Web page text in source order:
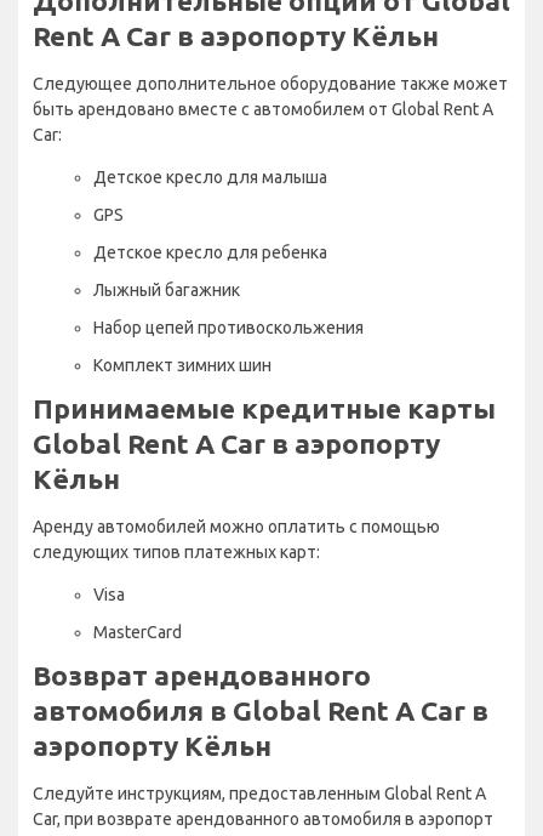
Rent A Car в аэропорту Кёльн
Следующее дополнительное оборудование также может
быть арендовано вместе с автомобилем от Global Rent A
Car:
Детское кресло для малыша
GPS
Детское кресло для ребенка
Лыжный багажник
Набор цепей противоскольжения
Комплект зимних шин
Принимаемые кредитные карты
Global Rent A Car в аэропорту
Кёльн
Аренду автомобилей можно оплатить с помощью
следующих типов платежных карт:
Visa
MasterCard
Возврат арендованного
автомобиля в Global Rent A Car в
аэропорту Кёльн
Следуйте инструкциям, предоставленным Global Rent A
Car, при возврате арендованного автомобиля в аэропорт